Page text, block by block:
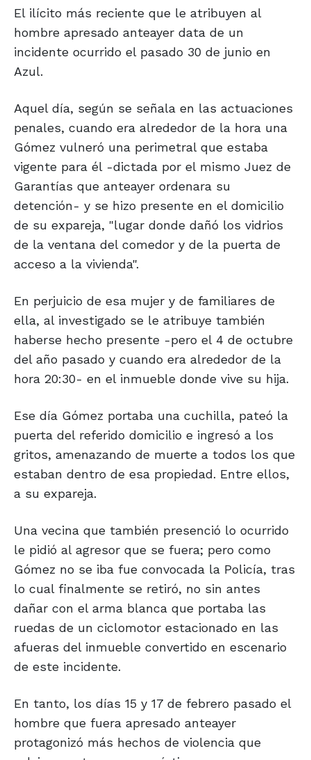
El ilícito más reciente que le atribuyen al
hombre apresado anteayer data de un
incidente ocurrido el pasado 30 de junio en
Azul.
Aquel día, según se señala en las actuaciones
penales, cuando era alrededor de la hora una
Gómez vulneró una perimetral que estaba
vigente para él -dictada por el mismo Juez de
Garantías que anteayer ordenara su
detención- y se hizo presente en el domicilio
de su expareja, "lugar donde dañó los vidrios
de la ventana del comedor y de la puerta de
acceso a la vivienda".
En perjuicio de esa mujer y de familiares de
ella, al investigado se le atribuye también
haberse hecho presente -pero el 4 de octubre
del año pasado y cuando era alrededor de la
hora 20:30- en el inmueble donde vive su hija.
Ese día Gómez portaba una cuchilla, pateó la
puerta del referido domicilio e ingresó a los
gritos, amenazando de muerte a todos los que
estaban dentro de esa propiedad. Entre ellos,
a su expareja.
Una vecina que también presenció lo ocurrido
le pidió al agresor que se fuera; pero como
Gómez no se iba fue convocada la Policía, tras
lo cual finalmente se retiró, no sin antes
dañar con el arma blanca que portaba las
ruedas de un ciclomotor estacionado en las
afueras del inmueble convertido en escenario
de este incidente.
En tanto, los días 15 y 17 de febrero pasado el
hombre que fuera apresado anteayer
protagonizó más hechos de violencia que